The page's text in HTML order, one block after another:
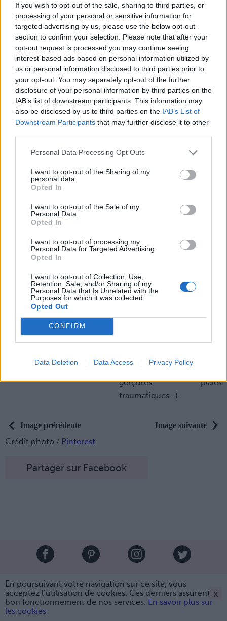
If you wish to opt-out of the sale, sharing to third parties, or
processing of your personal or sensitive information for
targeted advertising by us, please use the below opt-out
section to confirm your selection. Please note that after your
opt-out request is processed you may continue seeing
interest-based ads based on personal information utilized by
us or personal information disclosed to third parties prior to
your opt-out. You may separately opt-out of the further
disclosure of your personal information by third parties on the
IAB’s list of downstream participants. This information may
also be disclosed by us to third parties on the IAB’s List of
Downstream Participants that may further disclose it to other
Personal Data Processing Opt Outs
I want to opt-out of the Sharing of my
personal data.
Opted In
I want to opt-out of the Sale of my
Personal Data.
Opted In
I want to opt-out of processing my
Personal Data for Targeted Advertising.
Opted In
I want to opt-out of Collection, Use,
Retention, Sale, and/or Sharing of my
Personal Data that Is Unrelated with the
Purposes for which it was collected.
Opted Out
CONFIRM
Data Deletion Data Access Privacy Policy
En poursuivant votre navigation sur ce site, vous
acceptez l’utilisation de cookies. Ces derniers assurent le
bon fonctionnement de nos services. En savoir plus sur
les cookies
x
peau enflammée
L'ennemi numéro 1 d'une
cicatrice ? Le soleil ! C'est
pourquoi il est important
de bien hydrater les petites
inflammations de la
peau (cicatrices de
bouton, éraflures, petits
bobos...)! Un coup de soleil
malheureux sur votre joli
nez ? Des petites ampoules
douloureuses à cause de
talon ? Pensez à bien
plus efficace des cellules
petits bobos, place à une
peau de déesse !
Le choix de la redac :
Miel cicatrisant
12,90€ ; pour son action
cicatrisante et son action
sur toutes plaies aiguës et
gerçures, plaies
traumatiques…).
Image précédente Image suivante
Crédit photo / Pinterest
Partager sur Facebook
Brandeploy Qui sommes-nous ? Presse
Annonceur
Mentions légales
Contact
© Confidentielles.com - Tous droits réservés